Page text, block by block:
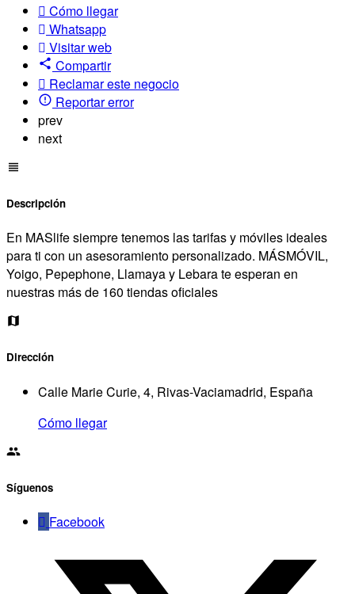
Cómo llegar
Whatsapp
Visitar web
Compartir
Reclamar este negocio
Reportar error
prev
next
Descripción
En MASlife siempre tenemos las tarifas y móviles ideales
para ti con un asesoramiento personalizado. MÁSMÓVIL,
Yoigo, Pepephone, Llamaya y Lebara te esperan en
nuestras más de 160 tiendas oficiales
Dirección
Calle Marie Curie, 4, Rivas-Vaciamadrid, España
Cómo llegar
Síguenos
Facebook